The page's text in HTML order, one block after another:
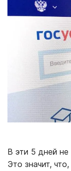
В эти 5 дней
Это значит,